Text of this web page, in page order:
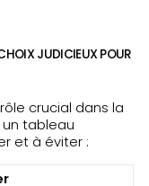
JUDICIEUX POUR
crucial dans la
tableau
et à éviter :